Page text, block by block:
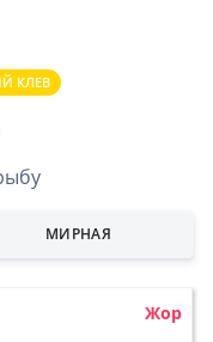
КЛЕВ
МИРНАЯ
Жор